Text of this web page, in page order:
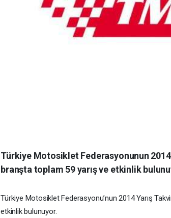
Türkiye Motosiklet Federasyonunun
branşta toplam 59 yarış ve etkinlik
Türkiye Motosiklet Federasyonu’nun 2014 Yarış
etkinlik bulunuyor.